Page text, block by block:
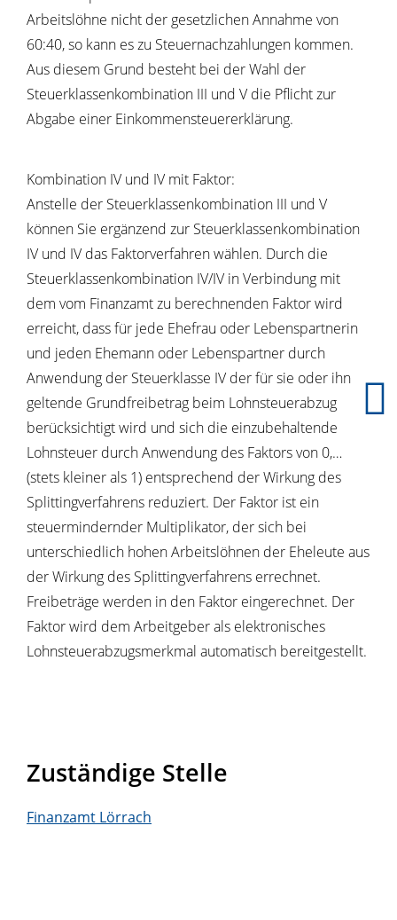
Arbeitslöhne nicht der gesetzlichen Annahme von
60:40, so kann es zu Steuernachzahlungen kommen.
Aus diesem Grund besteht bei der Wahl der
Steuerklassenkombination III und V die Pflicht zur
Abgabe einer Einkommensteuererklärung.
Kombination IV und IV mit Faktor:
Anstelle der Steuerklassenkombination III und V
können Sie ergänzend zur Steuerklassenkombination
IV und IV das Faktorverfahren wählen. Durch die
Steuerklassenkombination IV/IV in Verbindung mit
dem vom Finanzamt zu berechnenden Faktor wird
erreicht, dass für jede Ehefrau oder Lebenspartnerin
und jeden Ehemann oder Lebenspartner durch
Anwendung der Steuerklasse IV der für sie oder ihn
geltende Grundfreibetrag beim Lohnsteuerabzug
berücksichtigt wird und sich die einzubehaltende
Lohnsteuer durch Anwendung des Faktors von 0,…
(stets kleiner als 1) entsprechend der Wirkung des
Splittingverfahrens reduziert. Der Faktor ist ein
steuermindernder Multiplikator, der sich bei
unterschiedlich hohen Arbeitslöhnen der Eheleute aus
der Wirkung des Splittingverfahrens errechnet.
Freibeträge werden in den Faktor eingerechnet. Der
Faktor wird dem Arbeitgeber als elektronisches
Lohnsteuerabzugsmerkmal automatisch bereitgestellt.
Zuständige Stelle
Finanzamt Lörrach